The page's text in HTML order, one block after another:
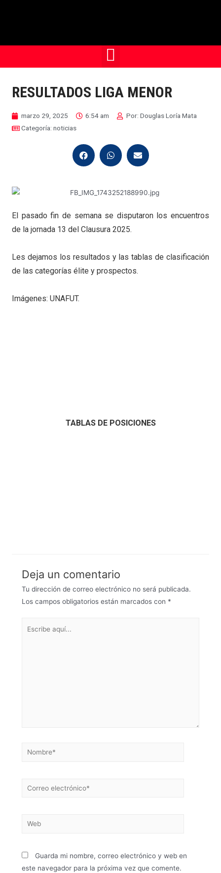
RESULTADOS LIGA MENOR
marzo 29, 2025 6:54 am Por: Douglas Loría Mata
Categoría: noticias
El pasado fin de semana se disputaron los encuentros
de la jornada 13 del Clausura 2025.
Les dejamos los resultados y las tablas de clasificación
de las categorías élite y prospectos.
Imágenes: UNAFUT.
TABLAS DE POSICIONES
Deja un comentario
Tu dirección de correo electrónico no será publicada.
Los campos obligatorios están marcados con *
Guarda mi nombre, correo electrónico y web en
este navegador para la próxima vez que comente.